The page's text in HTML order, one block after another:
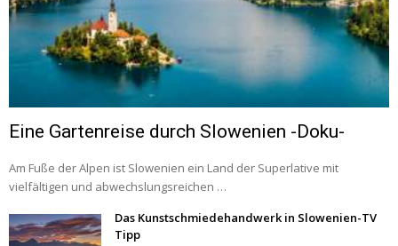
Eine Gartenreise durch Slowenien -Doku-
Am Fuße der Alpen ist Slowenien ein Land der Superlative mit
vielfältigen und abwechslungsreichen …
Das Kunstschmiedehandwerk in Slowenien-TV
Tipp